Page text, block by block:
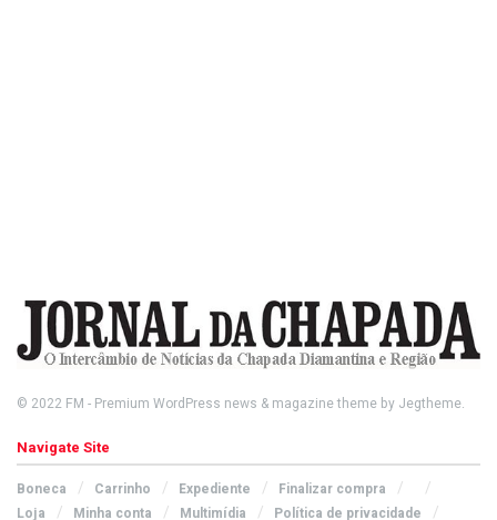
© 2022 FM - Premium WordPress news & magazine theme by Jegtheme.
Navigate Site
Boneca Carrinho Expediente
Finalizar compra
Loja
Minha conta Multimídia Política de privacidade